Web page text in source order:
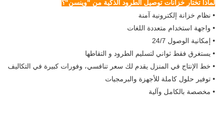
لماذا تختار خزانات توصيل الطرود الذكية من "وينسن"؟
• نظام خزانة إلكترونية آمنة
• واجهة استخدام متعددة اللغات
• إمكانية الوصول 24/7
• يستغرق فقط ثواني لتسليم الطرود و التقاطها
• خط الإنتاج في المنزل يقدم لك سعر تنافسي، وفورات كبيرة في التكاليف
• توفير حلول كاملة للأجهزة والبرمجيات
• مخصصة بالكامل وآلية